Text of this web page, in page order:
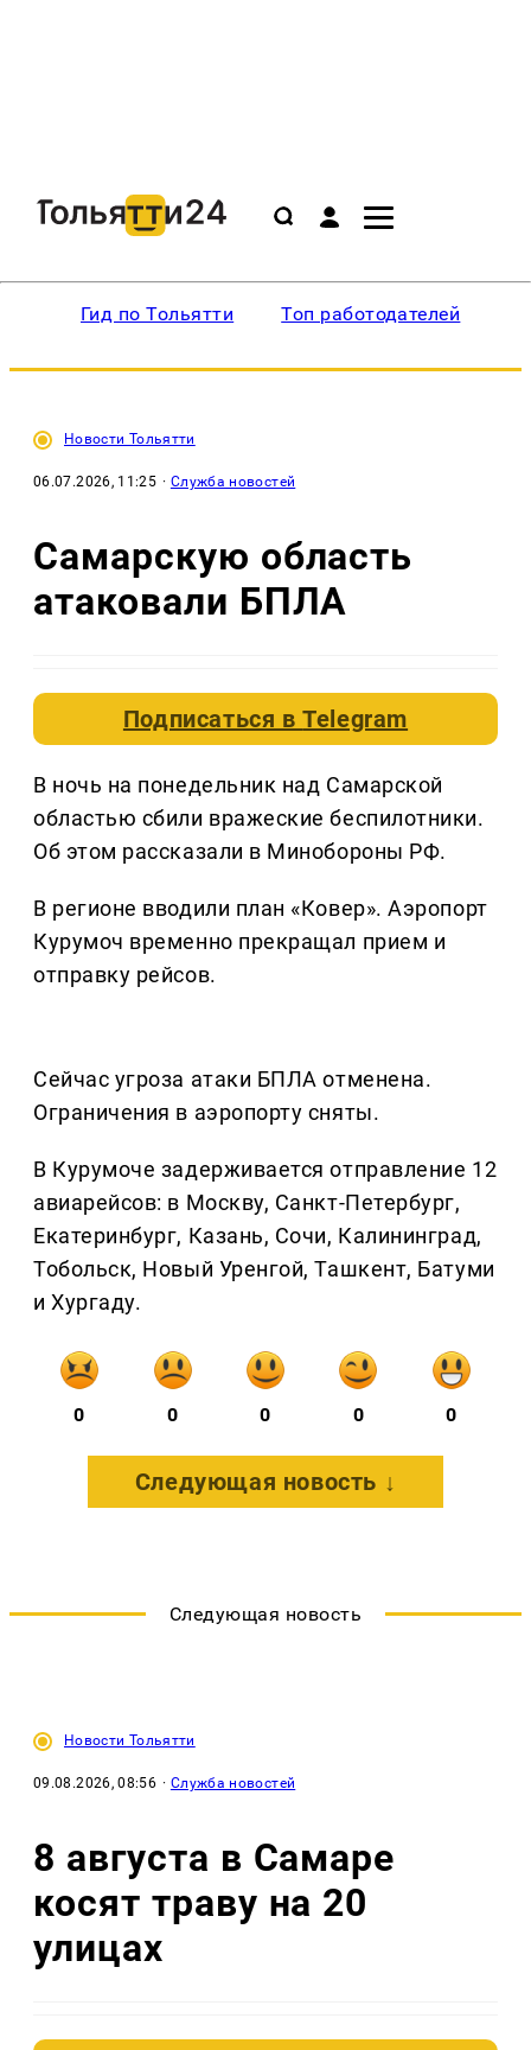
Гид по Тольятти Топ работодателей
Новости Тольятти
06.07.2026, 11:25 · Служба новостей
Самарскую область
атаковали БПЛА
Подписаться вTelegram
В ночь на понедельник над Самарской
областью сбили вражеские беспилотники.
Об этом рассказали в Минобороны РФ.
В регионе вводили план «Ковер». Аэропорт
Курумоч временно прекращал прием и
отправку рейсов.
Сейчас угроза атаки БПЛА отменена.
Ограничения в аэропорту сняты.
В Курумоче задерживается отправление 12
авиарейсов: в Москву, Санкт-Петербург,
Екатеринбург, Казань, Сочи, Калининград,
Тобольск, Новый Уренгой, Ташкент, Батуми
и Хургаду.
0 0 0 0 0
Следующая новость ↓
Следующая новость
Новости Тольятти
09.08.2026, 08:56 · Служба новостей
8 августа в Самаре
косят траву на 20
улицах